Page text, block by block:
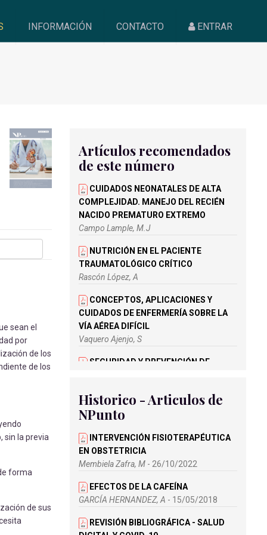
INFORMACIÓN CONTACTO ENTRAR
sean el
por
de los
de los
sin la previa
forma
de sus
Artículos recomendados
de este número
CUIDADOS NEONATALES DE ALTA
COMPLEJIDAD. MANEJO DEL RECIÉN
NACIDO PREMATURO EXTREMO
Campo Lample, M.J
NUTRICIÓN EN EL PACIENTE
TRAUMATOLÓGICO CRÍTICO
Rascón López, A
CONCEPTOS, APLICACIONES Y
CUIDADOS DE ENFERMERÍA SOBRE LA
VÍA AÉREA DIFÍCIL
Vaquero Ajenjo, S
SEGURIDAD Y PREVENCIÓN DE
Rascón López, A
INTERACCIÓN FÁRMACO-NUTRIENTE
EN LA ENFERMEDAD DE PÁRKINSON. EL
IMPACTO DE LAS PROTEÍNAS EN LA
Ruiz de Galarreta Martitegui, A., Rodriguez
Villanueva, A
Historico - Articulos de
NPunto
INTERVENCIÓN FISIOTERAPÉUTICA
EN OBSTETRICIA
Membiela Zafra, M - 26/10/2022
EFECTOS DE LA CAFEÍNA
GARCÍA HERNANDEZ, A - 15/05/2018
REVISIÓN BIBLIOGRÁFICA - SALUD